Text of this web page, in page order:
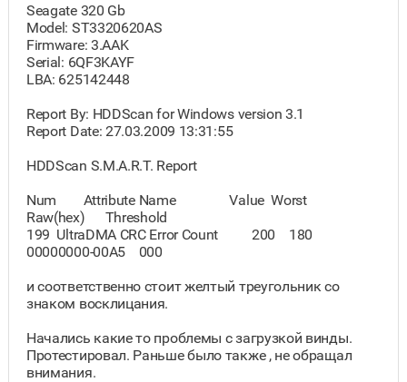
Seagate 320 Gb
Model: ST3320620AS
Firmware: 3.AAK
Serial: 6QF3KAYF
LBA: 625142448
Report By: HDDScan for Windows version 3.1
Report Date: 27.03.2009 13:31:55
HDDScan S.M.A.R.T. Report
Num Attribute Name Value Worst
Raw(hex) Threshold
199 UltraDMA CRC Error Count 200 180
00000000-00A5 000
и соответственно стоит желтый треугольник со
знаком восклицания.
Начались какие то проблемы с загрузкой винды.
Протестировал. Раньше было также , не обращал
внимания.